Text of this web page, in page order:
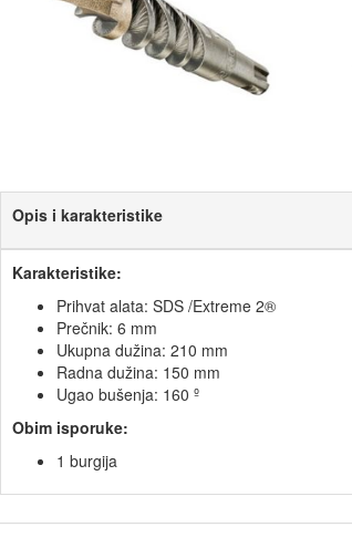
Opis i karakteristike
Karakteristike:
Prihvat alata: SDS /Extreme 2®
Prečnik: 6 mm
Ukupna dužina: 210 mm
Radna dužina: 150 mm
Ugao bušenja: 160 º
Obim isporuke:
1 burgija